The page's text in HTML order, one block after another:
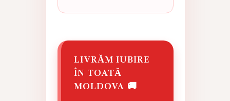
LIVRĂM IUBIRE
ÎN TOATĂ
MOLDOVA 🚚